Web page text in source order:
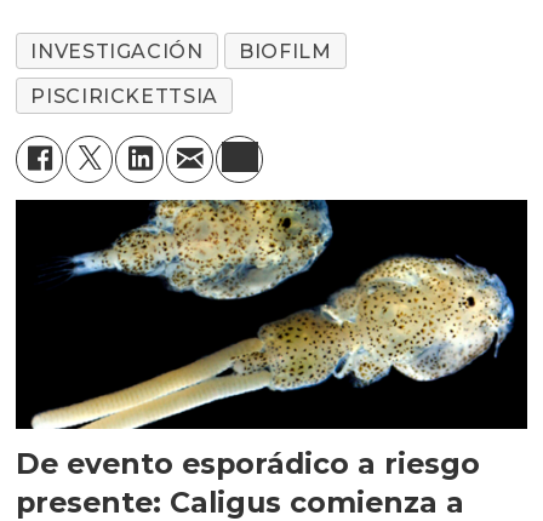
INVESTIGACIÓN
BIOFILM
PISCIRICKETTSIA
De evento esporádico a riesgo
presente: Caligus comienza a